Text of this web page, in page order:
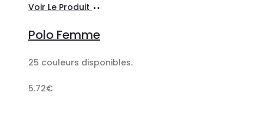
Voir Le Produit
Polo Femme
25 couleurs disponibles.
5.72€